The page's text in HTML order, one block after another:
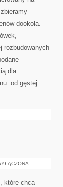
dookoła.
rozbudowanych
dla
od gęstej
które chcą